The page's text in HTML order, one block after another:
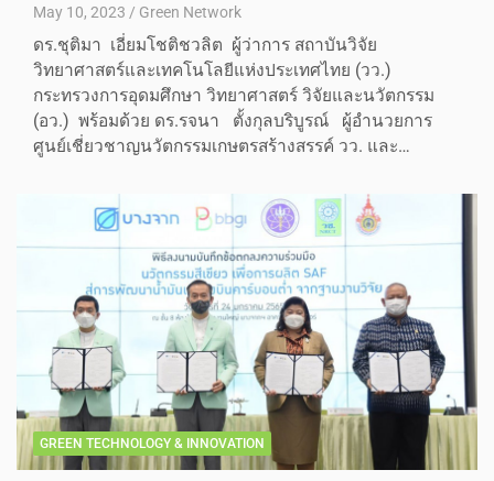
May 10, 2023 Green Network
ดร.ชุติมา เอี่ยมโชติชวลิต ผู้ว่าการ สถาบันวิจัย
วิทยาศาสตร์และเทคโนโลยีแห่งประเทศไทย (วว.)
กระทรวงการอุดมศึกษา วิทยาศาสตร์ วิจัยและนวัตกรรม
(อว.) พร้อมด้วย ดร.รจนา ตั้งกุลบริบูรณ์ ผู้อำนวยการ
ศูนย์เชี่ยวชาญนวัตกรรมเกษตรสร้างสรรค์ วว. และ…
GREEN TECHNOLOGY & INNOVATION